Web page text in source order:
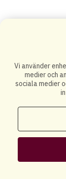
Vi använder
medier och
sociala medier